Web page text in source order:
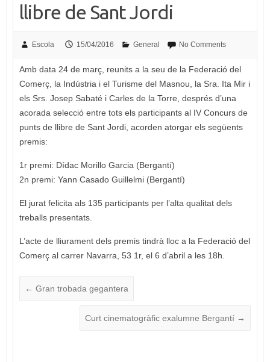
llibre de Sant Jordi
Escola 15/04/2016 General No Comments
Amb data 24 de març, reunits a la seu de la Federació del
Comerç, la Indústria i el Turisme del Masnou, la Sra. Ita Mir i
els Srs. Josep Sabaté i Carles de la Torre, després d’una
acorada selecció entre tots els participants al IV Concurs de
punts de llibre de Sant Jordi, acorden atorgar els següents
premis:
1r premi: Dídac Morillo Garcia (Bergantí)
2n premi: Yann Casado Guillelmi (Bergantí)
El jurat felicita als 135 participants per l’alta qualitat dels
treballs presentats.
L’acte de lliurament dels premis tindrà lloc a la Federació del
Comerç al carrer Navarra, 53 1r, el 6 d’abril a les 18h.
← Gran trobada gegantera
Curt cinematogràfic exalumne Bergantí →